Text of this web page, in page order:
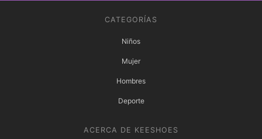
CATEGORÍAS
Niños
Mujer
Hombres
Deporte
ACERCA DE KEESHOES